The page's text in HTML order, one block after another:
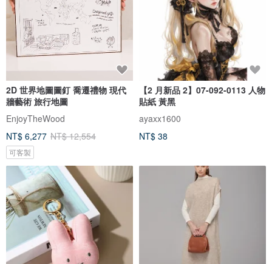
2D 世界地圖圖釘 喬遷禮物 現代
牆藝術 旅行地圖
EnjoyTheWood
NT$ 6,277 NT$ 12,554
可客製
【2 月新品 2】07-092-0113 人物
貼紙 黃黑
ayaxx1600
NT$ 38